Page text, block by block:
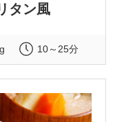
タン風
10～25分